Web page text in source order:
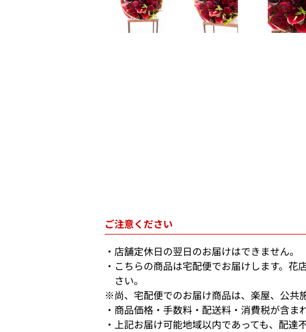
ご注意ください
店舗定休日の翌日のお届けはできません。
こちらの商品は宅配便でお届けします。
さい。
※尚、宅配便でのお届け商品は、楽屋、公共
商品価格・手数料・配送料・消費税が含まれ
上記お届け可能地域以内であっても、配達